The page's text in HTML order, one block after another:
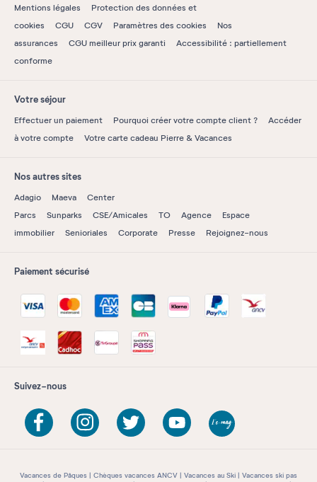
Mentions légales
Protection des données et
cookies
CGU CGV Paramètres des cookies
Nos
assurances
CGU meilleur prix garanti
Accessibilité : partiellement
conforme
Votre séjour
Effectuer un paiement Pourquoi créer votre compte client ?
Accéder
à votre compte
Votre carte cadeau Pierre & Vacances
Nos autres sites
Adagio Maeva
Center
Parcs
Sunparks CSE/Amicales TO Agence
Espace
immobilier
Senioriales Corporate Presse Rejoignez-nous
Paiement sécurisé
Suivez-nous
Vacances de Pâques Chèques vacances ANCV Vacances au Ski
Vacances ski pas